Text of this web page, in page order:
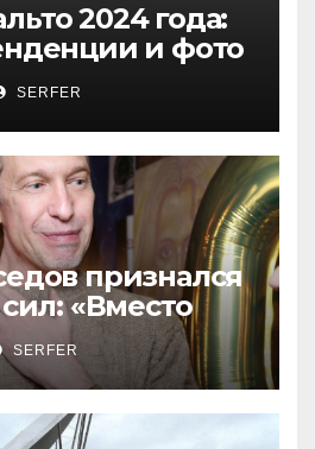
2024 года:
и фото
SERFER
признался
«Вместо
Пригожина»
SERFER